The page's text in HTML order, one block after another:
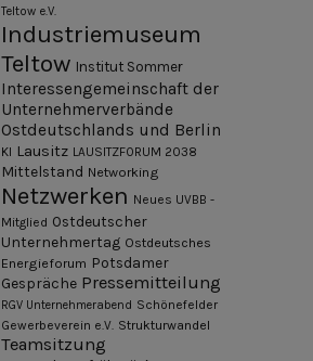
Teltow e.V.
Industriemuseum
Teltow Institut Sommer
Interessengemeinschaft der
Unternehmerverbände
Ostdeutschlands und Berlin
KI Lausitz LAUSITZFORUM 2038
Mittelstand Networking
Netzwerken Neues UVBB -
Mitglied Ostdeutscher
Unternehmertag Ostdeutsches
Energieforum Potsdamer
Gespräche Pressemitteilung
RGV Unternehmerabend Schönefelder
Gewerbeverein e.V. Strukturwandel
Teamsitzung